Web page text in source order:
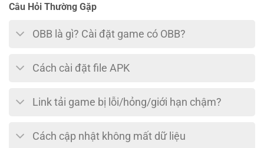
Câu Hỏi Thường Gặp
OBB là gì? Cài đặt game có OBB?
Cách cài đặt file APK
Link tải game bị lỗi/hỏng/giới hạn chậm?
Cách cập nhật không mất dữ liệu